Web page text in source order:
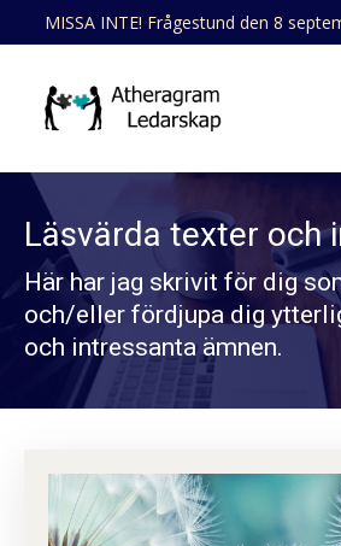
MISSA INTE! Frågestund den 8
Läsvärda texter och
Här har jag skrivit för dig
och/eller fördjupa dig
och intressanta ämnen.